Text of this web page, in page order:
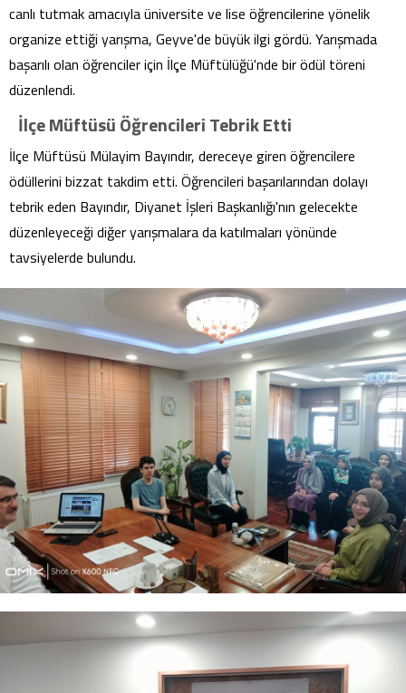
canlı tutmak amacıyla üniversite ve lise öğrencilerine yönelik
organize ettiği yarışma, Geyve'de büyük ilgi gördü. Yarışmada
başarılı olan öğrenciler için İlçe Müftülüğü'nde bir ödül töreni
düzenlendi.
İlçe Müftüsü Öğrencileri Tebrik Etti
İlçe Müftüsü Mülayim Bayındır, dereceye giren öğrencilere
ödüllerini bizzat takdim etti. Öğrencileri başarılarından dolayı
tebrik eden Bayındır, Diyanet İşleri Başkanlığı'nın gelecekte
düzenleyeceği diğer yarışmalara da katılmaları yönünde
tavsiyelerde bulundu.